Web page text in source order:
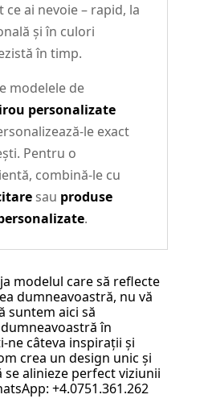
ai nevoie – rapid, la
și în culori
în timp.
modelele de
personalizate
le exact
Pentru o
combină-le cu
sau produse
.
modelul care să reflecte
dumneavoastră, nu vă
suntem aici să
în
ne câteva inspirații și
crea un design unic și
se alinieze perfect viziunii
+4.0751.361.262